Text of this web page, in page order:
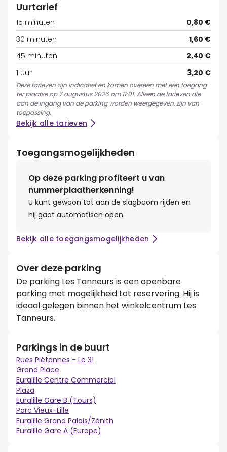
Uurtarief
15 minuten
0,80 €
30 minuten
1,60 €
45 minuten
2,40 €
1 uur
3,20 €
Deze tarieven zijn indicatief en komen overeen met een toegang
ter plaatse op 7 augustus 2026 om 11:01. Alleen de tarieven die
aan de ingang van de parking worden weergegeven, zijn van
toepassing.
Bekijk alle tarieven
Toegangsmogelijkheden
Op deze parking profiteert u van
nummerplaatherkenning!
U kunt gewoon tot aan de slagboom rijden en
hij gaat automatisch open.
Bekijk alle toegangsmogelijkheden
Over deze parking
De parking Les Tanneurs is een openbare
parking met mogelijkheid tot reservering. Hij is
ideaal gelegen binnen het winkelcentrum Les
Tanneurs.
Parkings in de buurt
Rues Piétonnes - Le 31
Grand Place
Euralille Centre Commercial
Plaza
Euralille Gare B (Tours)
Parc Vieux-Lille
Euralille Grand Palais/Zénith
Euralille Gare A (Europe)